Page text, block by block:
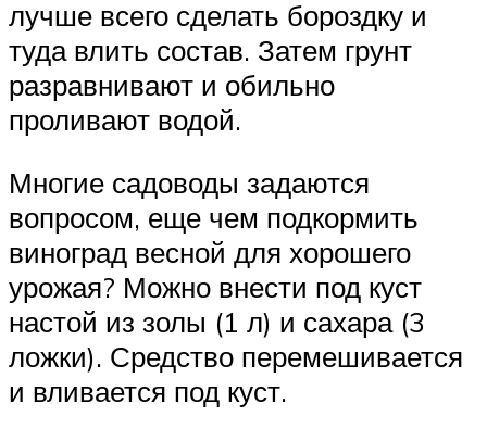
лучше всего сделать бороздку и
туда влить состав. Затем грунт
разравнивают и обильно
проливают водой.
Многие садоводы задаются
вопросом, еще чем подкормить
виноград весной для хорошего
урожая? Можно внести под куст
настой из золы (1 л) и сахара (3
ложки). Средство перемешивается
и вливается под куст.